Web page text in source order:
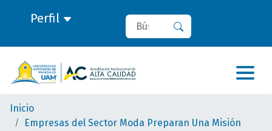
Perfil Buscar
Inicio
Empresas del Sector Moda Preparan Una Misión